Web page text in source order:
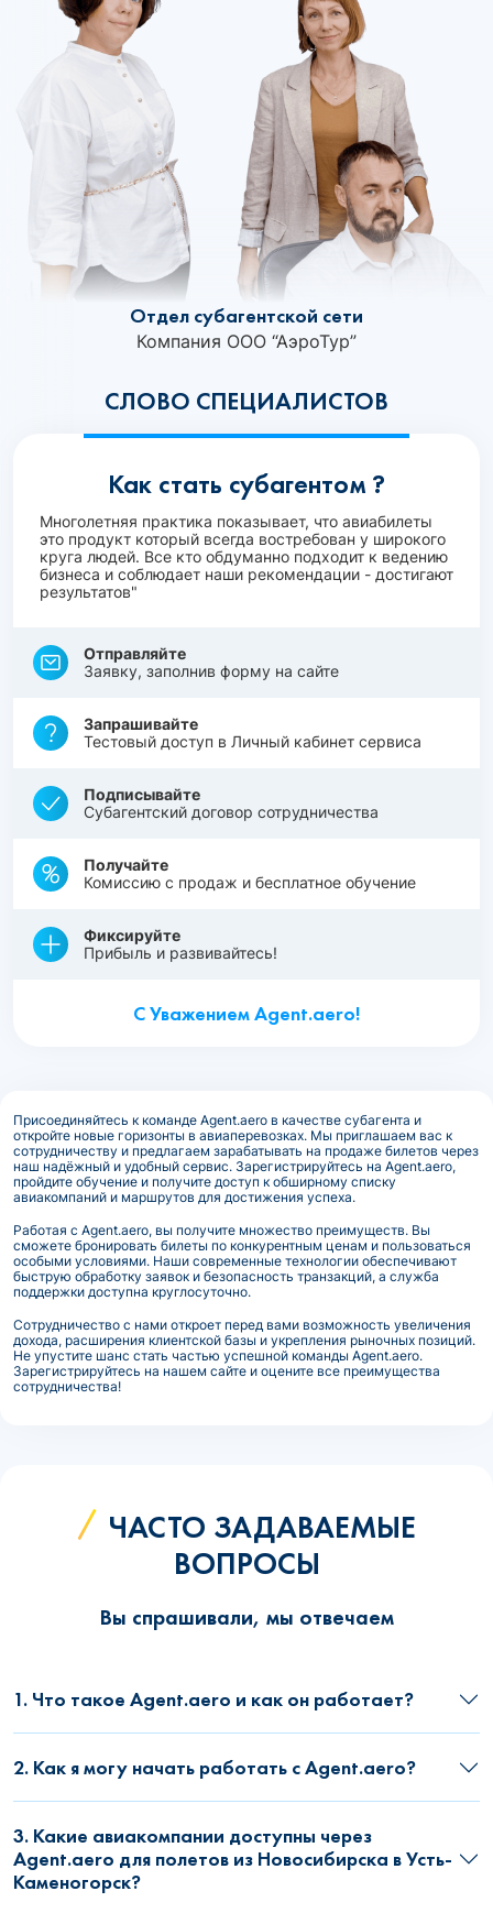
СЛОВО СПЕЦИАЛИСТОВ
Отдел субагентской сети
Компания ООО “АэроТур”
Как стать субагентом ?
Многолетняя практика показывает, что авиабилеты
это продукт который всегда востребован у широкого
круга людей. Все кто обдуманно подходит к ведению
бизнеса и соблюдает наши рекомендации - достигают
результатов"
Отправляйте
Заявку, заполнив форму на сайте
Запрашивайте
Тестовый доступ в Личный кабинет сервиса
Подписывайте
Субагентский договор сотрудничества
Получайте
Комиссию с продаж и бесплатное обучение
Фиксируйте
Прибыль и развивайтесь!
С Уважением Agent.aero!
Присоединяйтесь к команде Agent.aero в качестве субагента и
откройте новые горизонты в авиаперевозках. Мы приглашаем вас к
сотрудничеству и предлагаем зарабатывать на продаже билетов через
наш надёжный и удобный сервис. Зарегистрируйтесь на Agent.aero,
пройдите обучение и получите доступ к обширному списку
авиакомпаний и маршрутов для достижения успеха.
Работая с Agent.aero, вы получите множество преимуществ. Вы
сможете бронировать билеты по конкурентным ценам и пользоваться
особыми условиями. Наши современные технологии обеспечивают
быструю обработку заявок и безопасность транзакций, а служба
поддержки доступна круглосуточно.
Сотрудничество с нами откроет перед вами возможность увеличения
дохода, расширения клиентской базы и укрепления рыночных позиций.
Не упустите шанс стать частью успешной команды Agent.aero.
Зарегистрируйтесь на нашем сайте и оцените все преимущества
сотрудничества!
ЧАСТО ЗАДАВАЕМЫЕ
ВОПРОСЫ
Вы спрашивали, мы отвечаем
1. Что такое Agent.aero и как он работает?
2. Как я могу начать работать с Agent.aero?
3. Какие авиакомпании доступны через
Agent.aero для полетов из Новосибирска в Усть-
Каменогорск?